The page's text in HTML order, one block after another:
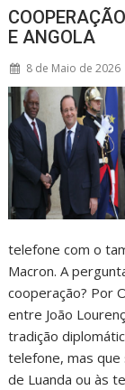
E ANGOLA
8 de Maio de 2026
telefone com o
Macron. A
cooperação? Por
entre João
tradição
telefone, mas que
de Luanda ou às